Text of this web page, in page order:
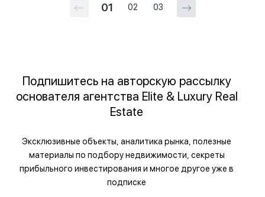
01 02 03
Подпишитесь на авторскую рассылку
основателя агентства Elite & Luxury Real
Estate
Эксклюзивные объекты, аналитика рынка, полезные
материалы по подбору недвижимости, секреты
прибыльного инвестирования и многое другое уже в
подписке